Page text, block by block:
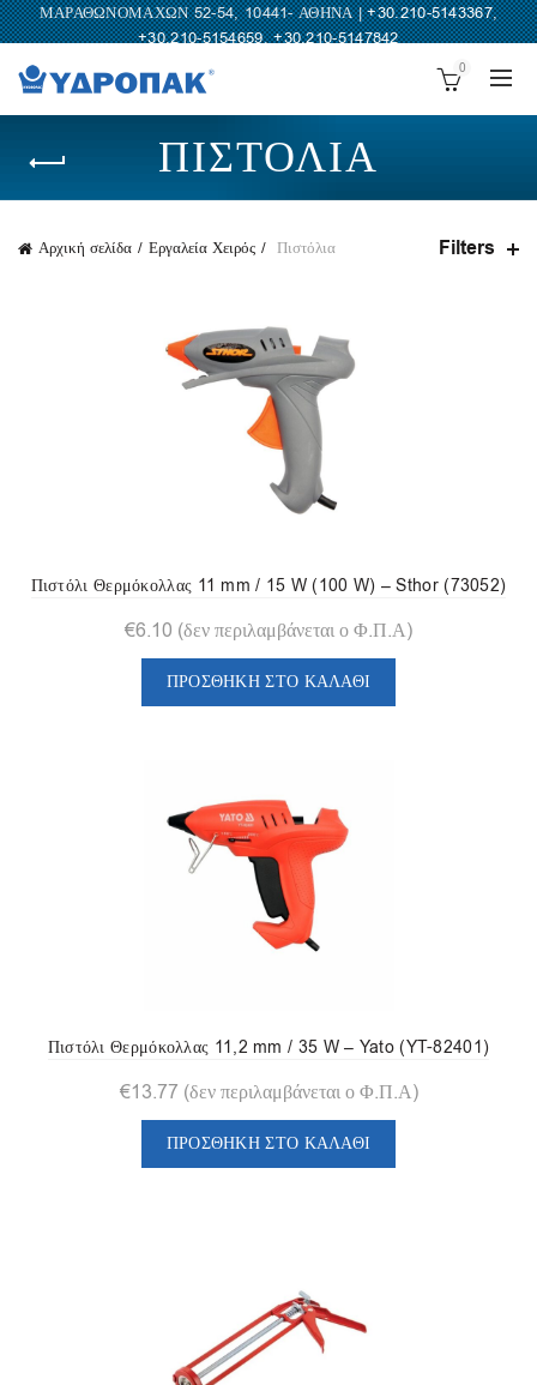
ΜΑΡΑΘΩΝΟΜΑΧΩΝ 52-54, 10441- ΑΘΗΝΑ |+30.210-5143367,
+30.210-5154659,+30.210-5147842
0
ΠΙΣΤΌΛΙΑ
Αρχική σελίδα Εργαλεία Χειρός Πιστόλια Filters
Πιστόλι Θερμόκολλας 11 mm / 15 W (100 W) – Sthor (73052)
€6.10 (δεν περιλαμβάνεται ο Φ.Π.Α)
ΠΡΟΣΘΉΚΗ ΣΤΟ ΚΑΛΆΘΙ
Πιστόλι Θερμόκολλας 11,2 mm / 35 W – Yato (YT-82401)
€13.77 (δεν περιλαμβάνεται ο Φ.Π.Α)
ΠΡΟΣΘΉΚΗ ΣΤΟ ΚΑΛΆΘΙ